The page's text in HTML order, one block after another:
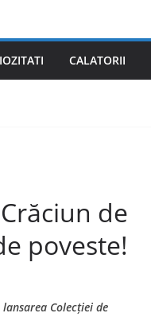
CALATORII
de
poveste!
lansarea Colecției de